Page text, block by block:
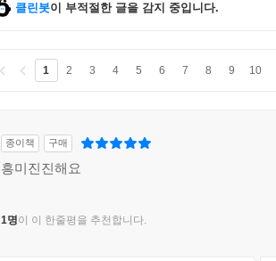
클린봇이 부적절한 글을 감지 중입니다.
1 2 3 4 5 6 7 8 9 10
종이책 구매
흥미진진해요
1명이 이 한줄평을 추천합니다.